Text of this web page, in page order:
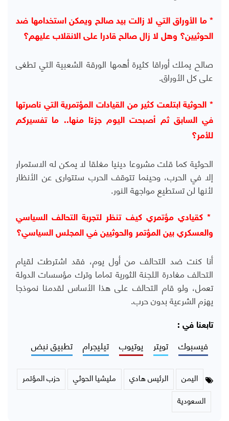
* ما الأوراق التي لا زالت بيد صالح ويمكن استخدامها ضد
الحوثيين؟ وهل لا زال صالح قادرا على الانقلاب عليهم؟
صالح يملك أوراقا كثيرة أهمها الورقة الشعبية التي تطغى
على كل الأوراق.
* الحوثية ابتلعت كثير من القيادات المؤتمرية التي ناصرتها
في السابق ثم أصبحت اليوم جزءًا منها.. ما تفسيركم
للأمر؟
الحوثية كما قلت مشروعا دينيا مغلقا لا يمكن له الاستمرار
إلا في الحرب، وحينما تتوقف الحرب ستتوارى عن الأنظار
لأنها لن تستطيع مواجهة النور.
* كقيادي مؤتمري كيف تنظر لتجربة التحالف السياسي
والعسكري بين المؤتمر والحوثيين في المجلس السياسي؟
أنا كنت ضد التحالف من أول يوم، فقد اشترطت لقيام
التحالف مغادرة اللجنة الثورية تماما وترك مؤسسات الدولة
تعمل، ولو قام التحالف على هذا الأساس لقدمنا نموذجا
يهزم الشرعية بدون حرب.
تابعنا في :
فيسبوك تويتر يوتيوب تيليجرام تطبيق نبض
اليمن الرئيس هادي مليشيا الحوثي
حزب المؤتمر
السعودية